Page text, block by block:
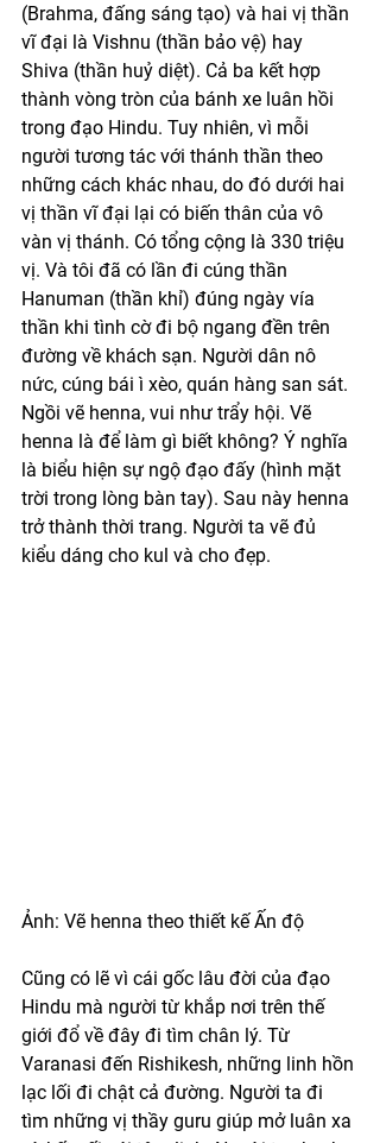
(Brahma, đấng sáng tạo) và hai vị thần
vĩ đại là Vishnu (thần bảo vệ) hay
Shiva (thần huỷ diệt). Cả ba kết hợp
thành vòng tròn của bánh xe luân hồi
trong đạo Hindu. Tuy nhiên, vì mỗi
người tương tác với thánh thần theo
những cách khác nhau, do đó dưới hai
vị thần vĩ đại lại có biến thân của vô
vàn vị thánh. Có tổng cộng là 330 triệu
vị. Và tôi đã có lần đi cúng thần
Hanuman (thần khỉ) đúng ngày vía
thần khi tình cờ đi bộ ngang đền trên
đường về khách sạn. Người dân nô
nức, cúng bái ì xèo, quán hàng san sát.
Ngồi vẽ henna, vui như trẩy hội. Vẽ
henna là để làm gì biết không? Ý nghĩa
là biểu hiện sự ngộ đạo đấy (hình mặt
trời trong lòng bàn tay). Sau này henna
trở thành thời trang. Người ta vẽ đủ
kiểu dáng cho kul và cho đẹp.
Ảnh: Vẽ henna theo thiết kế Ấn độ
Cũng có lẽ vì cái gốc lâu đời của đạo
Hindu mà người từ khắp nơi trên thế
giới đổ về đây đi tìm chân lý. Từ
Varanasi đến Rishikesh, những linh hồn
lạc lối đi chật cả đường. Người ta đi
tìm những vị thầy guru giúp mở luân xa